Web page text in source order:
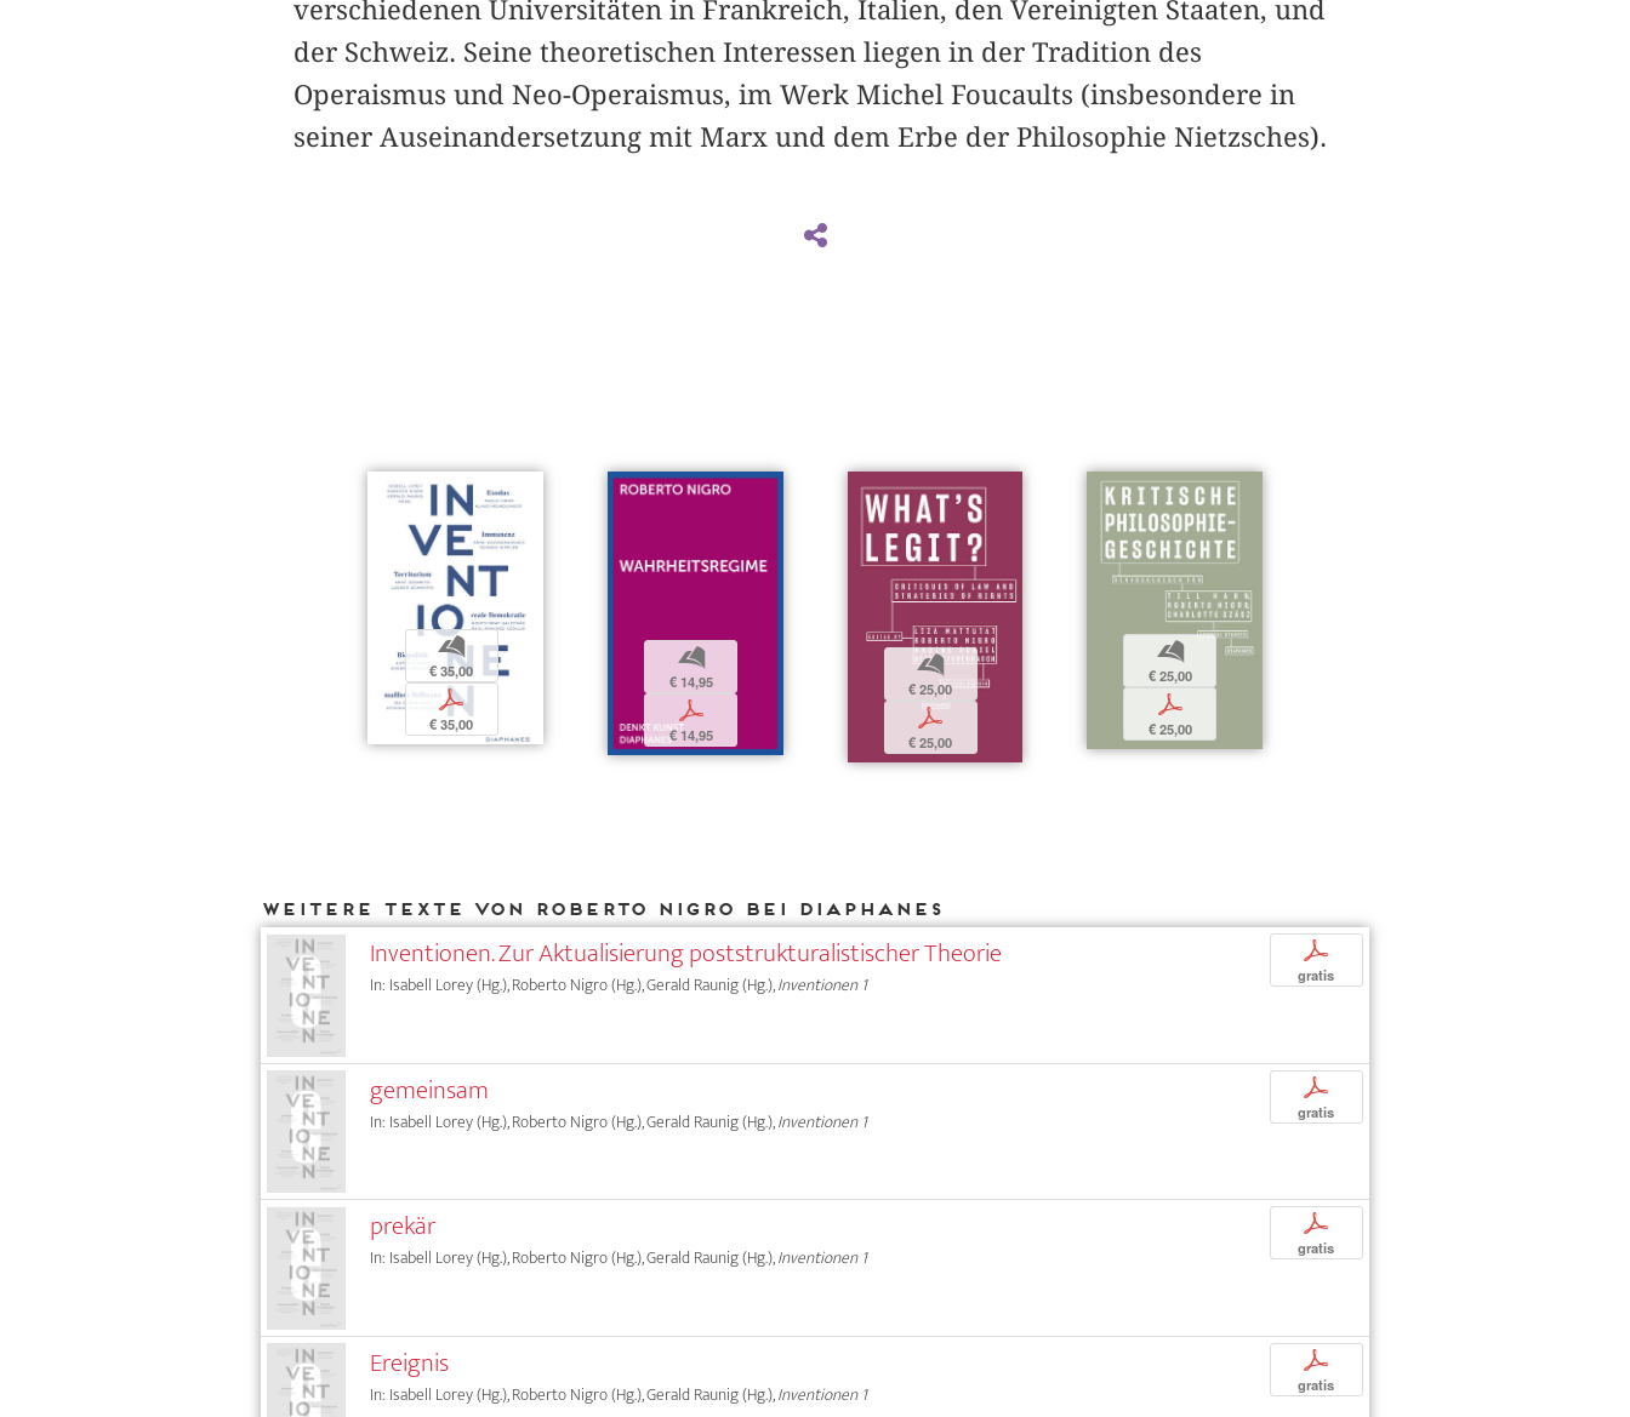
verschiedenen Universitäten in Frankreich, Italien, den Vereinigten Staaten, und
der Schweiz. Seine theoretischen Interessen liegen in der Tradition des
Operaismus und Neo-Operaismus, im Werk Michel Foucaults (insbesondere in
seiner Auseinandersetzung mit Marx und dem Erbe der Philosophie Nietzsches).
b
€ 35,00
p
€ 35,00
b
€ 14,95
p
€ 14,95
b
€ 25,00
p
€ 25,00
b
€ 25,00
p
€ 25,00
Weitere Texte von Roberto Nigro bei DIAPHANES
Inventionen. Zur Aktualisierung poststrukturalistischer Theorie
In: Isabell Lorey (Hg.), Roberto Nigro (Hg.), Gerald Raunig (Hg.),Inventionen 1
p
gratis
gemeinsam
In: Isabell Lorey (Hg.), Roberto Nigro (Hg.), Gerald Raunig (Hg.),Inventionen 1
p
gratis
prekär
In: Isabell Lorey (Hg.), Roberto Nigro (Hg.), Gerald Raunig (Hg.),Inventionen 1
p
gratis
Ereignis
In: Isabell Lorey (Hg.), Roberto Nigro (Hg.), Gerald Raunig (Hg.),Inventionen 1
p
gratis